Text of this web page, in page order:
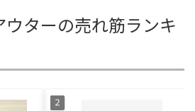
ターの売れ筋ランキ